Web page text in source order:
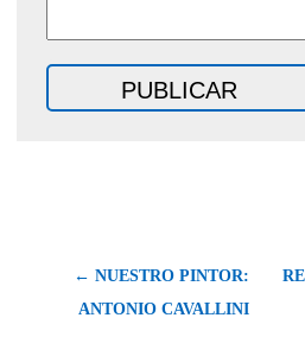
← NUESTRO PINTOR:
ANTONIO CAVALLINI